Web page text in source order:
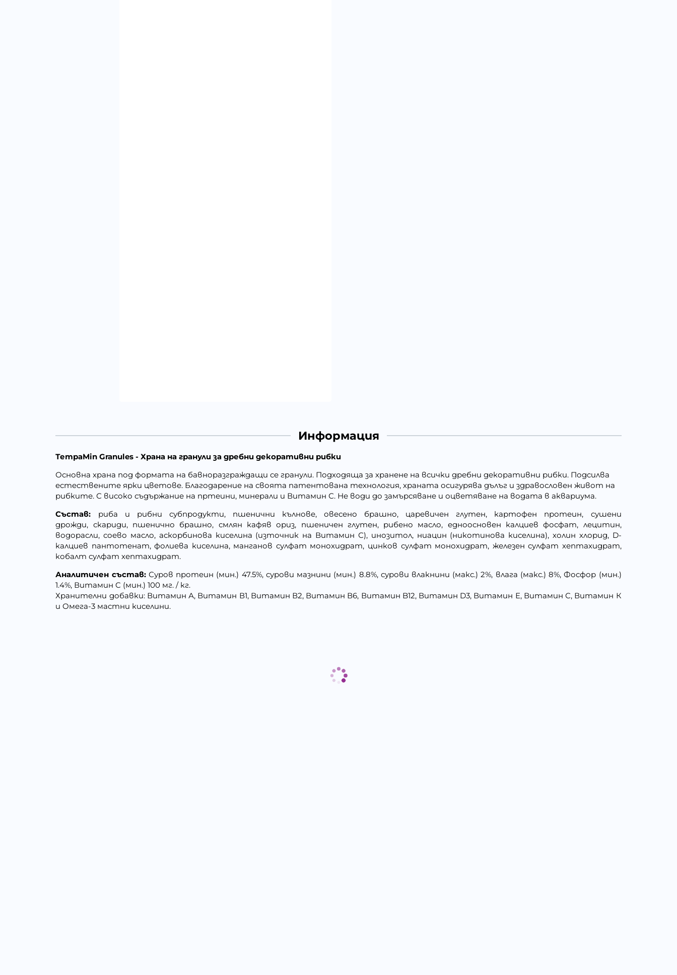
Информация
ТетраMin Granules - Храна на гранули за дребни декоративни рибки
Основна храна под формата на бавноразграждащи се гранули. Подходяща за хранене на всички дребни декоративни рибки. Подсилва
естествените ярки цветове. Благодарение на своята патентована технология, храната осигурява дълъг и здравословен живот на
рибките. С високо съдържание на пртеини, минерали и Витамин С. Не води до замърсяване и оцветяване на водата в аквариума.
Състав: риба и рибни субпродукти, пшенични кълнове, овесено брашно, царевичен глутен, картофен протеин, сушени
дрожди, скариди, пшенично брашно, смлян кафяв ориз, пшеничен глутен, рибено масло, едноосновен калциев фосфат, лецитин,
водорасли, соево масло, аскорбинова киселина (източник на Витамин С), инозитол, ниацин (никотинова киселина), холин хлорид, D-
калциев пантотенат, фолиева киселина, манганов сулфат монохидрат, цинков сулфат монохидрат, железен сулфат хептахидрат,
кобалт сулфат хептахидрат.
Аналитичен състав: Суров протеин (мин.) 47.5%, сурови мазнини (мин.) 8.8%, сурови влакнини (макс.) 2%, влага (макс.) 8%, Фосфор (мин.)
1.4%, Витамин C (мин.) 100 мг. / кг.
Хранителни добавки: Витамин А, Витамин В1, Витамин В2, Витамин В6, Витамин B12, Витамин D3, Витамин Е, Витамин С, Витамин К
и Oмега-3 мастни киселини.